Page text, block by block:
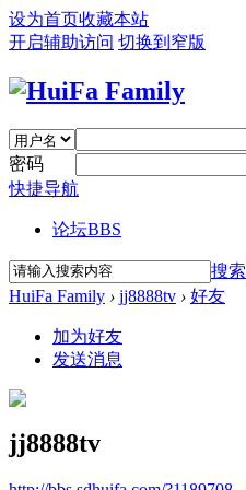
设为首页收藏本站
开启辅助访问 切换到窄版
密码
快捷导航
论坛BBS
搜索
HuiFa Family › jj8888tv › 好友
加为好友
发送消息
jj8888tv